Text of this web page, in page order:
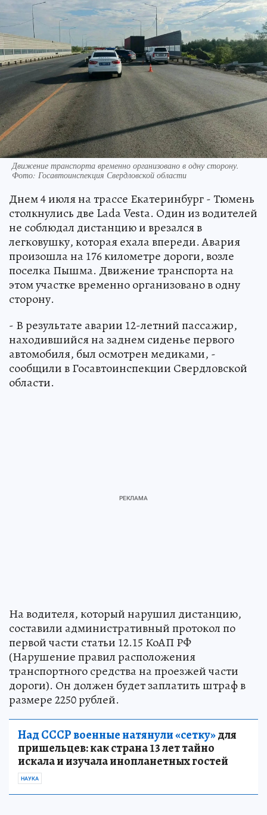
Движение транспорта временно организовано в одну сторону.
Фото: Госавтоинспекция Свердловской области
Днем 4 июля на трассе Екатеринбург - Тюмень
столкнулись две Lada Vesta. Один из водителей
не соблюдал дистанцию и врезался в
легковушку, которая ехала впереди. Авария
произошла на 176 километре дороги, возле
поселка Пышма. Движение транспорта на
этом участке временно организовано в одну
сторону.
- В результате аварии 12-летний пассажир,
находившийся на заднем сиденье первого
автомобиля, был осмотрен медиками, -
сообщили в Госавтоинспекции Свердловской
области.
На водителя, который нарушил дистанцию,
составили административный протокол по
первой части статьи 12.15 КоАП РФ
(Нарушение правил расположения
транспортного средства на проезжей части
дороги). Он должен будет заплатить штраф в
размере 2250 рублей.
Над СССР военные натянули «сетку»для
пришельцев: как страна 13 лет тайно
искала и изучала инопланетных гостей
НАУКА